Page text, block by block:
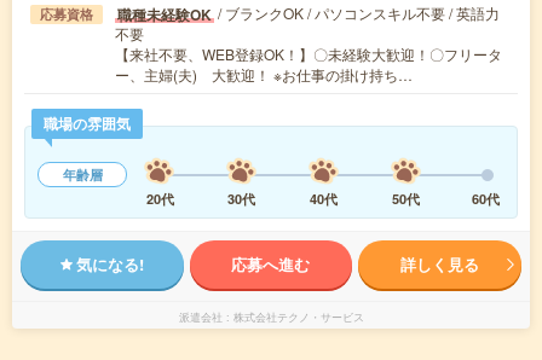
応募資格 職種未経験OK / ブランクOK / パソコンスキル不要 / 英語力
不要
【来社不要、WEB登録OK！】〇未経験大歓迎！〇フリータ
ー、主婦(夫) 大歓迎！ ※お仕事の掛け持ち…
職場の雰囲気
年齢層
20代
30代 40代 50代 60代
気になる! 応募へ進む 詳しく見る
派遣会社 株式会社テクノ・サービス